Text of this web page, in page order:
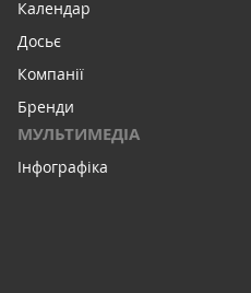
Календар
Досьє
Компанії
Бренди
МУЛЬТИМЕДІА
Інфографіка